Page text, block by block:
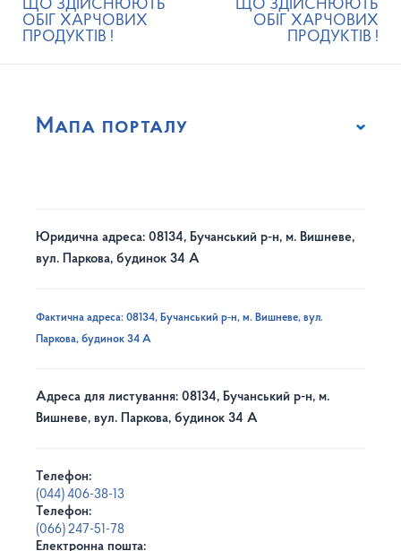
ЩО ЗДІЙСНЮЮТЬ
ОБІГ ХАРЧОВИХ
ПРОДУКТІВ !
ЩО ЗДІЙСНЮЮТЬ
ОБІГ ХАРЧОВИХ
ПРОДУКТІВ !
Мапа порталу
Юридична адреса: 08134, Бучанський р-н, м. Вишневе,
вул. Паркова, будинок 34 А
Фактична адреса: 08134, Бучанський р-н, м. Вишневе, вул.
Паркова, будинок 34 А
Адреса для листування: 08134, Бучанський р-н, м.
Вишневе, вул. Паркова, будинок 34 А
Телефон:
(044) 406-38-13
Телефон:
(066) 247-51-78
Електронна пошта: